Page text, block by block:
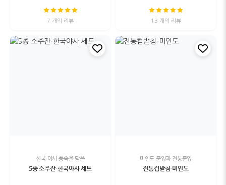
7 개의 리뷰 13 개의 리뷰
한국 야사 풍속을 담은
5종 소주잔-한국야사 세트
미인도 문양과 전통문양
전통컵받침-미인도